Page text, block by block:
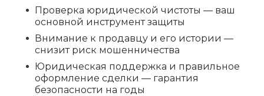
Проверка юридической чистоты — ваш
основной инструмент защиты
Внимание к продавцу и его истории —
снизит риск мошенничества
Юридическая поддержка и правильное
оформление сделки — гарантия
безопасности на годы